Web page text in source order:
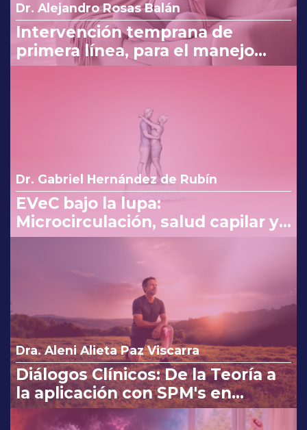
Dr. Alejandro Rosas Balán
Intervención temprana de
primera línea, para el manejo
eficaz en náuseas y vómito del
Dr. Gabriel Hernández de Rubín
EVeC bajo la lupa:
Microcirculación, salud capilar y
costo beneficio en la consulta
Dra. Aleni Alieta Paz Viscarra
Diálogos Clínicos: De la Teoría a
la aplicación con SPM's en
Osteoartritis